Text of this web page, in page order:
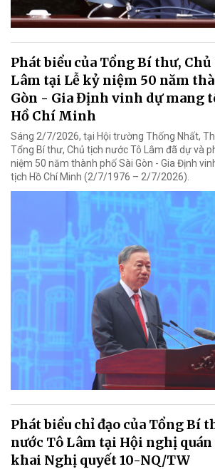
Phát biểu của Tổng Bí thư,
Lâm tại Lễ kỷ niệm 50 năm
Gòn - Gia Định vinh dự mang
Hồ Chí Minh
Sáng 2/7/2026, tại Hội trường Thống Nhất,
Tổng Bí thư, Chủ tịch nước Tô Lâm đã dự và
niệm 50 năm thành phố Sài Gòn - Gia Định
tịch Hồ Chí Minh (2/7/1976 – 2/7/2026).
Phát biểu chỉ đạo của Tổng Bí
nước Tô Lâm tại Hội nghị
khai Nghị quyết 10-NQ/TW